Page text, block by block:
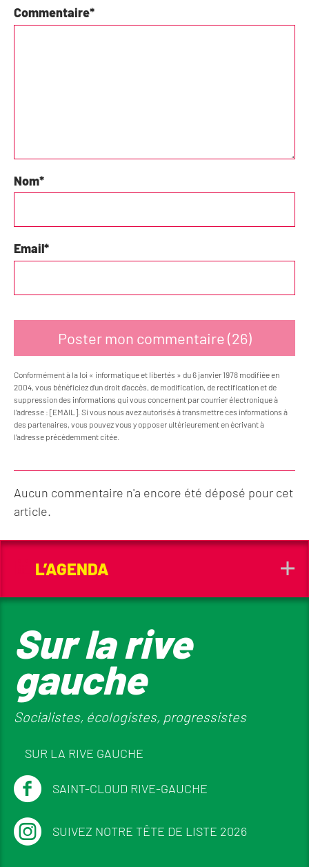
Commentaire*
Nom*
Email*
Conformément à la loi « informatique et libertés » du 6 janvier 1978 modifiée en
2004, vous bénéficiez d’un droit d’accès, de modification, de rectification et de
suppression des informations qui vous concernent par courrier électronique à
l’adresse : [EMAIL]. Si vous nous avez autorisés à transmettre ces informations à
des partenaires, vous pouvez vous y opposer ultérieurement en écrivant à
l’adresse précédemment citée.
Aucun commentaire n'a encore été déposé pour cet
article.
L’AGENDA
Sur la rive
gauche
Socialistes, écologistes, progressistes
SUR LA RIVE GAUCHE
SAINT-CLOUD RIVE-GAUCHE
SUIVEZ NOTRE TÊTE DE LISTE 2026